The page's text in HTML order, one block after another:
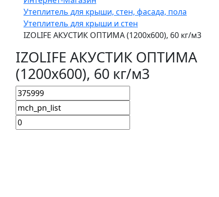
Утеплитель для крыши, стен, фасада, пола
Утеплитель для крыши и стен
IZOLIFE АКУСТИК ОПТИМА (1200х600), 60 кг/м3
IZOLIFE АКУСТИК ОПТИМА
(1200х600), 60 кг/м3